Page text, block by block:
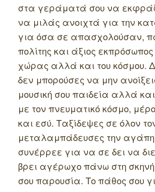
στα γεράματά σου να
να μιλάς ανοιχτά για την
για όσα σε απασχολούσαν,
πολίτης και άξιος εκπρόσωπος
χώρας αλλά και του κόσμου.
δεν μπορούσες να μην
μουσική σου παιδεία αλλά
με τον πνευματικό κόσμο,
και εσύ. Ταξίδεψες σε όλον
μεταλαμπάδευσες την αγάπη
συνέρρεε για να σε δει να
βρει αγέρωχο πάνω στη σκηνή
σου παρουσία. Το πάθος σου